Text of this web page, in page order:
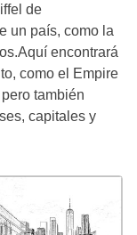
de
un país, como la
encontrará
como el Empire
también
capitales y